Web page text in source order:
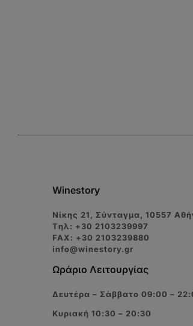
Winestory
Νίκης 21, Σύνταγμα, 10557
Tηλ: +30 2103239997
FAX: +30 2103239880
info@winestory.gr
Ωράριο Λειτουργίας
Δευτέρα – Σάββατο 09:00 –
Κυριακή 10:30 – 20:30